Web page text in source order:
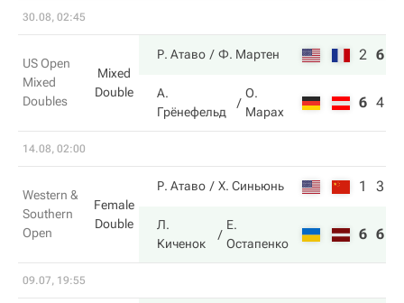
30.08, 02:45
US Open
Mixed
Doubles
Mixed
Double
Р. Атаво Ф. Мартен 2 6
А.
Грёнефельд
О.
Марах
6 4
14.08, 02:00
Western &
Southern
Open
Female
Double
Р. Атаво Х. Синьюнь 1 3
Л.
Киченок
Е.
Остапенко
6 6
09.07, 19:55